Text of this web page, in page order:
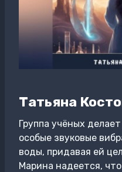
Татьяна
Группа учёных
особые звуковые
воды, придавая ей
Марина надеется,